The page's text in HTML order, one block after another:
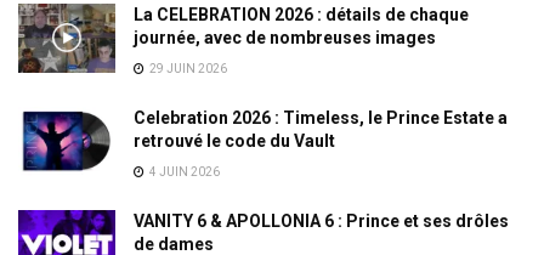
La CELEBRATION 2026 : détails de chaque
journée, avec de nombreuses images
29 JUIN 2026
Celebration 2026 : Timeless, le Prince Estate a
retrouvé le code du Vault
4 JUIN 2026
VANITY 6 & APOLLONIA 6 : Prince et ses drôles
de dames